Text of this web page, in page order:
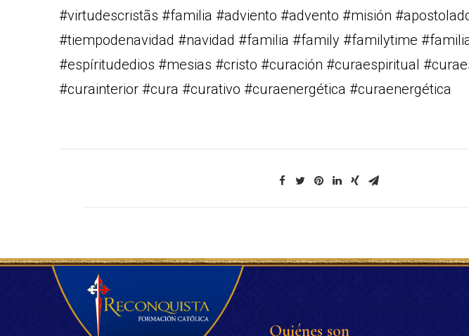
#virtudescristãs #familia #adviento #advento #misión
#tiempodenavidad #navidad #familia #family #familytime
#espíritudedios #mesias #cristo #curación #curaespiritual
#curainterior #cura #curativo #curaenergética #curaenergética
Quiénes son